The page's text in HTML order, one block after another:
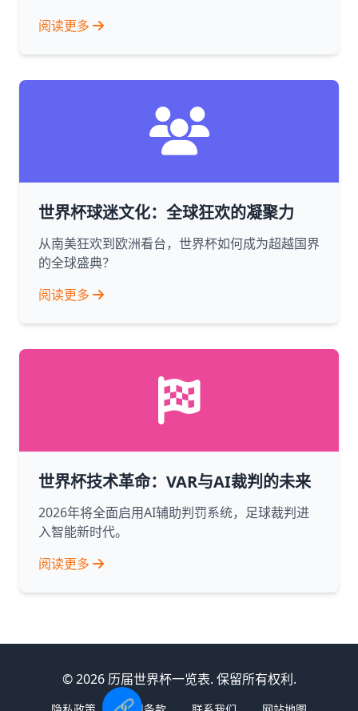
阅读更多
世界杯球迷文化：全球狂欢的凝聚力
从南美狂欢到欧洲看台，世界杯如何成为超越国界
的全球盛典？
阅读更多
世界杯技术革命：VAR与AI裁判的未来
2026年将全面启用AI辅助判罚系统，足球裁判进
入智能新时代。
阅读更多
© 2026 历届世界杯一览表. 保留所有权利.
🔗